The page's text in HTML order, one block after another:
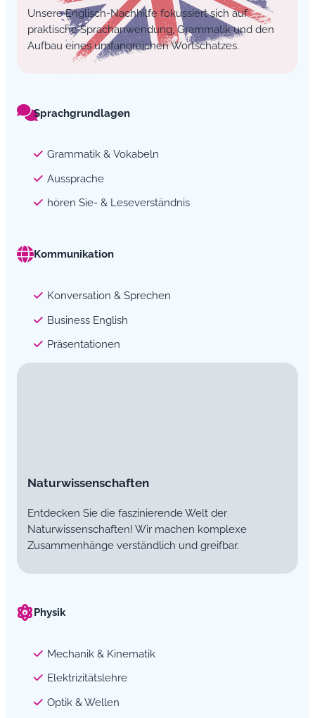
Unsere Englisch-Nachhilfe fokussiert sich auf
praktische Sprachanwendung, Grammatik und den
Aufbau eines umfangreichen Wortschatzes.
Sprachgrundlagen
Grammatik & Vokabeln
Aussprache
hören Sie- & Leseverständnis
Kommunikation
Konversation & Sprechen
Business English
Präsentationen
Naturwissenschaften
Entdecken Sie die faszinierende Welt der
Naturwissenschaften! Wir machen komplexe
Zusammenhänge verständlich und greifbar.
Physik
Mechanik & Kinematik
Elektrizitätslehre
Optik & Wellen